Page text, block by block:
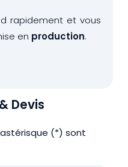
rapidement et vous
en production.
Devis
(*) sont